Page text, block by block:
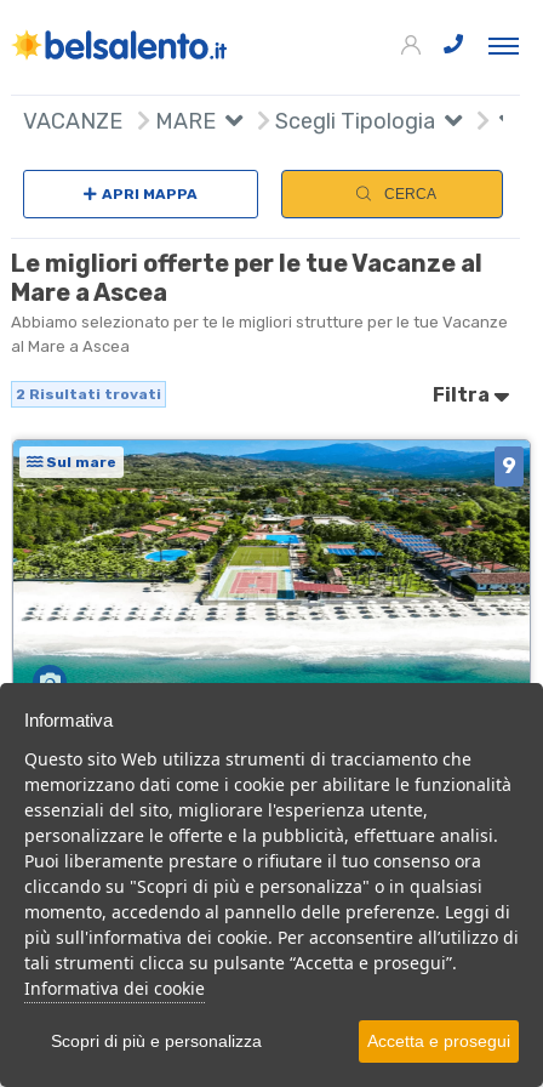
VACANZE MARE Scegli Tipologia
APRI MAPPA CERCA
Le migliori offerte per le tue Vacanze al
Mare a Ascea
Abbiamo selezionato per te le migliori strutture per le tue Vacanze
al Mare a Ascea
2 Risultati trovati Filtra
Sul mare 9
Campania > Cilento > Ascea > Ascea Marina
230 Camere
Villaggio 4 stelle sul mare, ottima cucina, animazione top e tanto
divertimento per tutta la famiglia.
Villaggio Resort
VEDI SU MAPPA
+
Informativa
Questo sito Web utilizza strumenti di tracciamento che
memorizzano dati come i cookie per abilitare le funzionalità
essenziali del sito, migliorare l'esperienza utente,
personalizzare le offerte e la pubblicità, effettuare analisi.
Puoi liberamente prestare o rifiutare il tuo consenso ora
cliccando su "Scopri di più e personalizza" o in qualsiasi
momento, accedendo al pannello delle preferenze. Leggi di
più sull'informativa dei cookie. Per acconsentire all’utilizzo di
tali strumenti clicca su pulsante “Accetta e prosegui”.
Informativa dei cookie
Scopri di più e personalizza Accetta e prosegui